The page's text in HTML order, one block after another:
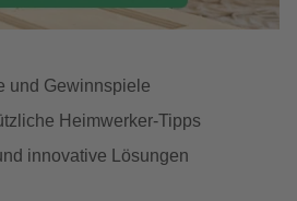
und Gewinnspiele
Heimwerker-Tipps
innovative Lösungen